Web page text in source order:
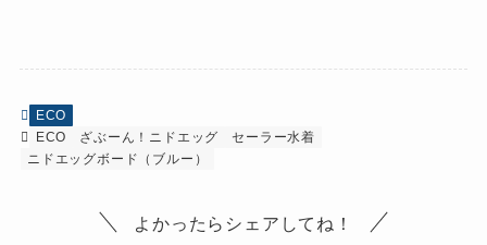
ECO
ECO
ざぶーん！ニドエッグ
セーラー水着
ニドエッグボード（ブルー）
よかったらシェアしてね！